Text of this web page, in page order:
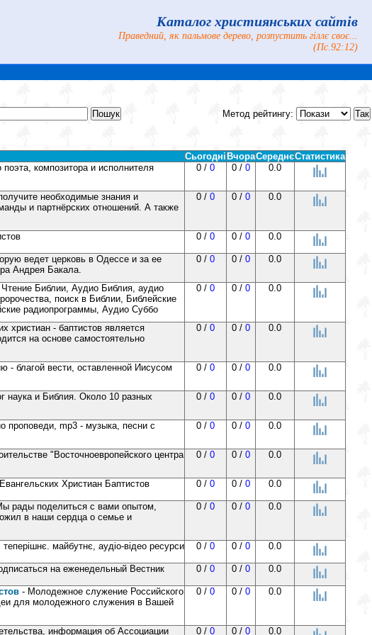
Каталог християнських сайтів
Праведний, як пальмове дерево, розпустить гіллє своє...
(Пс.92:12)
Метод рейтингу:
Сьогодні ВчораСереднєСтатистика
композитора и исполнителя
0 / 0 0 / 0 0.0
необходимые знания и
и партнёрских отношений. А также
0 / 0 0 / 0 0.0
0 / 0 0 / 0 0.0
ведет церковь в Одессе и за ее
Андрея Бакала.
0 / 0 0 / 0 0.0
Библии, Аудио Библия, аудио
поиск в Библии, Библейские
радиопрограммы, Аудио Суббо
0 / 0 0 / 0 0.0
христиан - баптистов является
на основе самостоятельно
0 / 0 0 / 0 0.0
- благой вести, оставленной Иисусом
0 / 0 0 / 0 0.0
наука и Библия. Около 10 разных
0 / 0 0 / 0 0.0
проповеди, mp3 - музыка, песни с
0 / 0 0 / 0 0.0
"Восточноевропейского центра
0 / 0 0 / 0 0.0
Христиан Баптистов 0 / 0 0 / 0 0.0
рады поделиться с вами опытом,
в наши сердца о семье и
0 / 0 0 / 0 0.0
майбутнє, аудіо-відео ресурси 0 / 0 0 / 0 0.0
на еженедельный Вестник 0 / 0 0 / 0 0.0
- Молодежное служение Российского
для молодежного служения в Вашей
0 / 0 0 / 0 0.0
информация об Ассоциации 0 / 0 0 / 0 0.0